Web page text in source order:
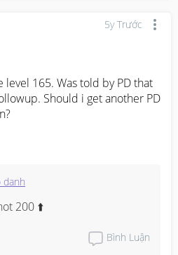
5y Trước
165. Was told by PD that
Should i get another PD
danh
200 ⬆️
Bình Luận